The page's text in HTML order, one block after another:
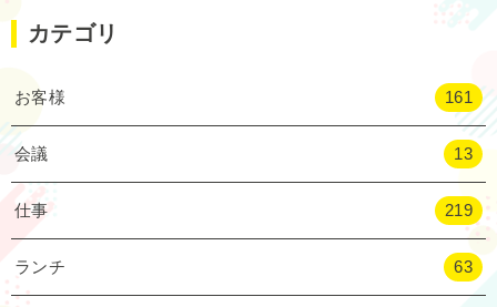
カテゴリ
お客様 161
会議 13
仕事 219
ランチ 63